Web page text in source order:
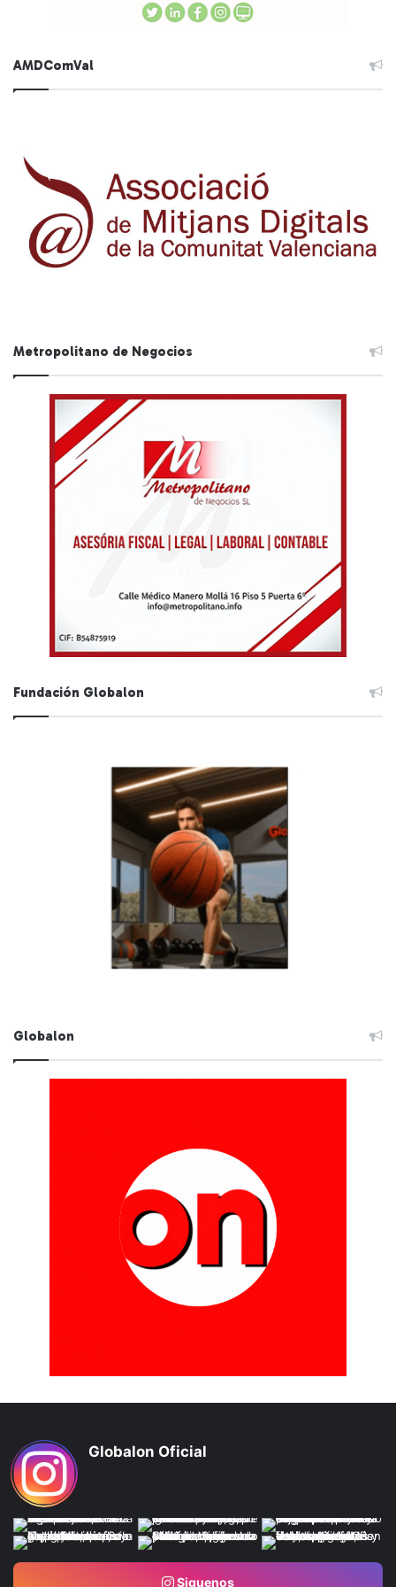
AMDComVal
Metropolitano de Negocios
Fundación Globalon
Globalon
Globalon Oficial
Siguenos